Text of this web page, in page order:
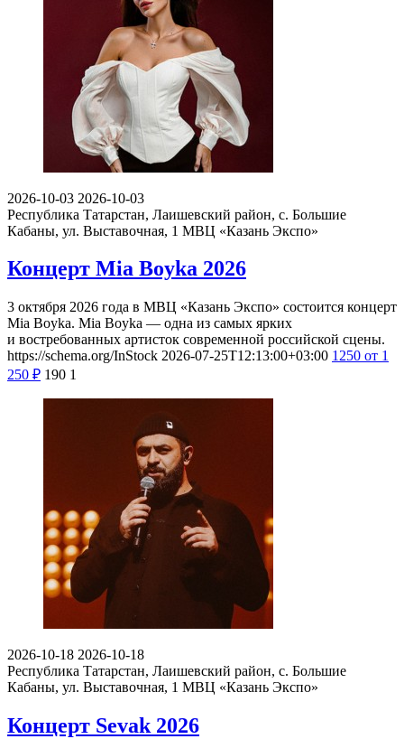
2026-10-03 2026-10-03
Республика Татарстан, Лаишевский район, с. Большие
Кабаны, ул. Выставочная, 1 МВЦ «Казань Экспо»
Концерт Mia Boyka 2026
3 октября 2026 года в МВЦ «Казань Экспо» состоится концерт
Mia Boyka. Mia Boyka — одна из самых ярких
и востребованных артисток современной российской сцены.
https://schema.org/InStock 2026-07-25T12:13:00+03:00 1250 от 1
250 ₽ 190 1
2026-10-18 2026-10-18
Республика Татарстан, Лаишевский район, с. Большие
Кабаны, ул. Выставочная, 1 МВЦ «Казань Экспо»
Концерт Sevak 2026